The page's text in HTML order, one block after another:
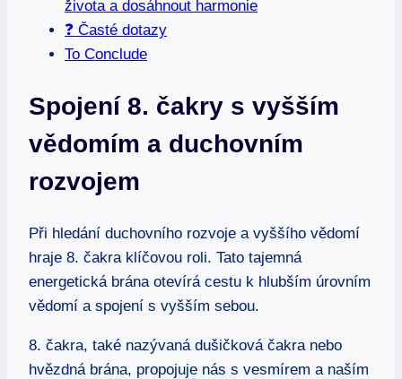
života a dosáhnout harmonie
❓ Časté dotazy
To Conclude
Spojení 8. čakry⁤ s vyšším
vědomím‍ a duchovním‍
rozvojem
Při ⁣hledání duchovního rozvoje a vyššího vědomí
hraje 8.⁢ čakra‌ klíčovou roli. ‌Tato tajemná
energetická brána otevírá cestu ⁤k hlubším úrovním
vědomí a spojení s vyšším ⁣sebou.
8. čakra, také nazývaná dušičková čakra nebo‌
hvězdná brána, propojuje nás s ‌vesmírem a ‍naším